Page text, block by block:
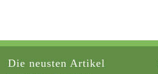
Die neusten Artikel